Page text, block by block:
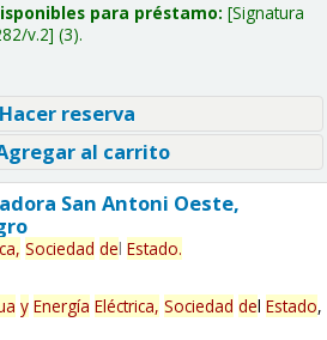
para préstamo: Signatura
v.2 (3).
reserva
al carrito
San Antoni Oeste,
Sociedad del Estado.
y Energía Eléctrica, Sociedad del Estado,